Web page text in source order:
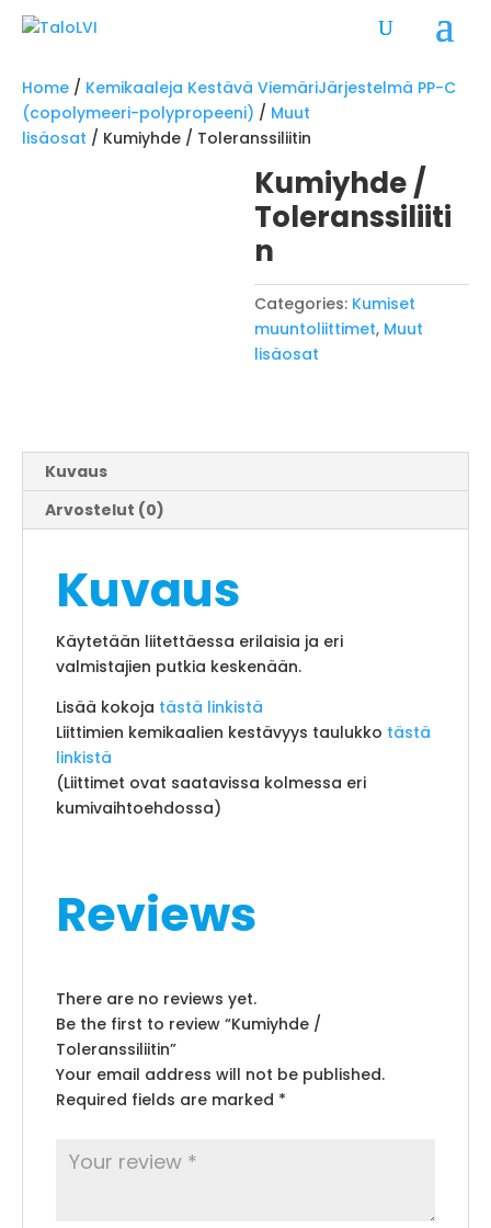
Home / Kemikaaleja Kestävä ViemäriJärjestelmä PP-C
(copolymeeri-polypropeeni) / Muut
lisäosat / Kumiyhde / Toleranssiliitin
Kumiyhde /
Toleranssiliiti
n
Categories: Kumiset
muuntoliittimet, Muut
lisäosat
Kuvaus
Arvostelut (0)
Kuvaus
Käytetään liitettäessa erilaisia ja eri
valmistajien putkia keskenään.
Lisää kokoja tästä linkistä
Liittimien kemikaalien kestävyys taulukko tästä
linkistä
(Liittimet ovat saatavissa kolmessa eri
kumivaihtoehdossa)
Reviews
There are no reviews yet.
Be the first to review “Kumiyhde /
Toleranssiliitin”
Your email address will not be published.
Required fields are marked *